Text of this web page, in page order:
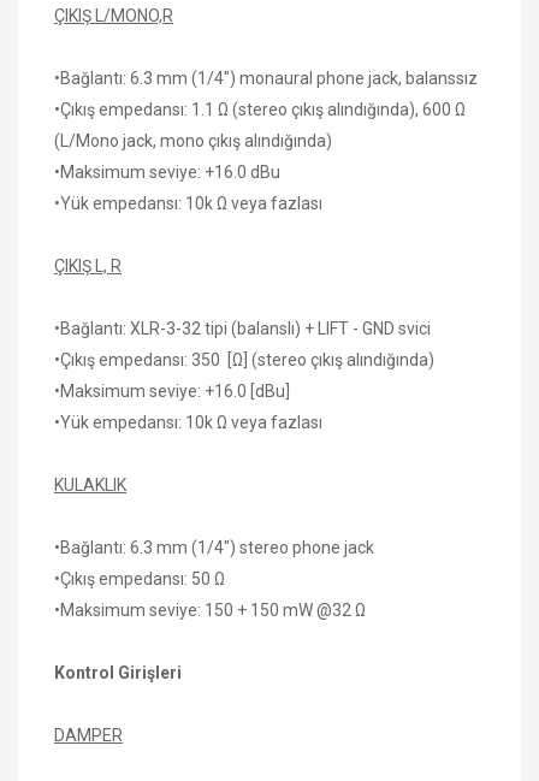
ÇIKIŞ L/MONO,R
•Bağlantı: 6.3 mm (1/4") monaural phone jack, balanssız
•Çıkış empedansı: 1.1 Ω (stereo çıkış alındığında), 600 Ω
(L/Mono jack, mono çıkış alındığında)
•Maksimum seviye: +16.0 dBu
•Yük empedansı: 10k Ω veya fazlası
ÇIKIŞ L, R
•Bağlantı: XLR-3-32 tipi (balanslı) + LIFT - GND svici
•Çıkış empedansı: 350 [Ω] (stereo çıkış alındığında)
•Maksimum seviye: +16.0 [dBu]
•Yük empedansı: 10k Ω veya fazlası
KULAKLIK
•Bağlantı: 6.3 mm (1/4") stereo phone jack
•Çıkış empedansı: 50 Ω
•Maksimum seviye: 150 + 150 mW @32 Ω
Kontrol Girişleri
DAMPER